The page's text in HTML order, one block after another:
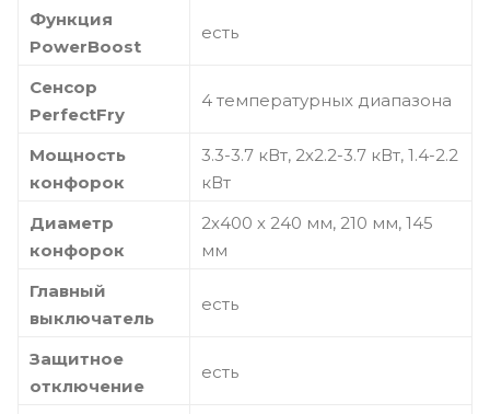
Функция
PowerBoost
есть
Сенсор
PerfectFry
4 температурных диапазона
Мощность
конфорок
3.3-3.7 кВт, 2х2.2-3.7 кВт, 1.4-2.2
кВт
Диаметр
конфорок
2х400 х 240 мм, 210 мм, 145
мм
Главный
выключатель
есть
Защитное
отключение
есть